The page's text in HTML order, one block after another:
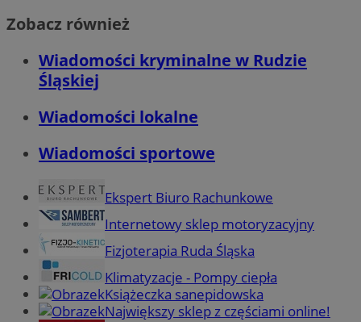
Zobacz również
Wiadomości kryminalne w Rudzie
Śląskiej
Wiadomości lokalne
Wiadomości sportowe
Ekspert Biuro Rachunkowe
Internetowy sklep motoryzacyjny
Fizjoterapia Ruda Śląska
Klimatyzacje - Pompy ciepła
Książeczka sanepidowska
Największy sklep z częściami online!